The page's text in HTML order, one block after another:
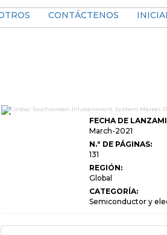
CONTÁCTENOS
Informe de investigación de mercado
del sistema de infoentretenimiento con
pantalla táctil 2033 Edición profesional
FECHA DE
March-2021
N.º DE PÁGINAS:
131
REGIÓN:
Global
CATEGORÍA:
Semiconductor y